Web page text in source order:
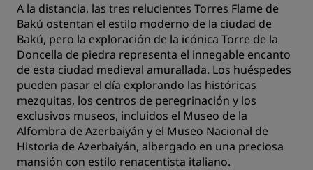
A la distancia, las tres relucientes Torres Flame de
Bakú ostentan el estilo moderno de la ciudad de
Bakú, pero la exploración de la icónica Torre de la
Doncella de piedra representa el innegable encanto
de esta ciudad medieval amurallada. Los huéspedes
pueden pasar el día explorando las históricas
mezquitas, los centros de peregrinación y los
exclusivos museos, incluidos el Museo de la
Alfombra de Azerbaiyán y el Museo Nacional de
Historia de Azerbaiyán, albergado en una preciosa
mansión con estilo renacentista italiano.